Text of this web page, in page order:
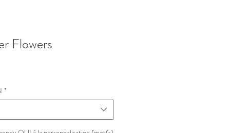
Flowers
*